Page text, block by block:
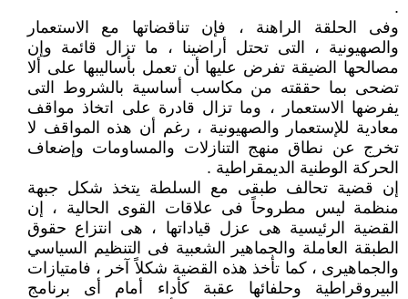
.
وفى الحلقة الراهنة ، فإن تناقضاتها مع الاستعمار
والصهيونية ، التى تحتل أراضينا ، ما تزال قائمة وإن
مصالحها الضيقة تفرض عليها أن تعمل بأساليبها على ألا
تضحى بما حققته من مكاسب أساسية بالشروط التى
يفرضها الاستعمار ، وما تزال قادرة على اتخاذ مواقف
معادية للإستعمار والصهيونية ، رغم أن هذه المواقف لا
تخرج عن نطاق منهج التنازلات والمساومات وإضعاف
الحركة الوطنية الديمقراطية .
إن قضية تحالف طبقى مع السلطة يتخذ شكل جبهة
منظمة ليس مطروحاً فى علاقات القوى الحالية ، إن
القضية الرئيسية هى عزل قياداتها ، هى انتزاع حقوق
الطبقة العاملة والجماهير الشعبية فى التنظيم السياسي
والجماهيرى ، كما تأخذ هذه القضية شكلاً آخر ، فامتيازات
البيروقراطية وحلفائها عقبة كأداء أمام أى برنامج